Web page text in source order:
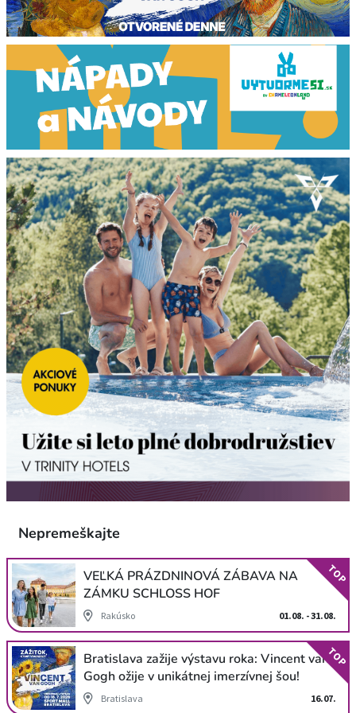
Nepremeškajte
VEĽKÁ PRÁZDNINOVÁ ZÁBAVA NA
ZÁMKU SCHLOSS HOF
Rakúsko 01.08. - 31.08.
TOP
Bratislava zažije výstavu roka: Vincent van
Gogh ožije v unikátnej imerzívnej šou!
Bratislava 16.07.
TOP